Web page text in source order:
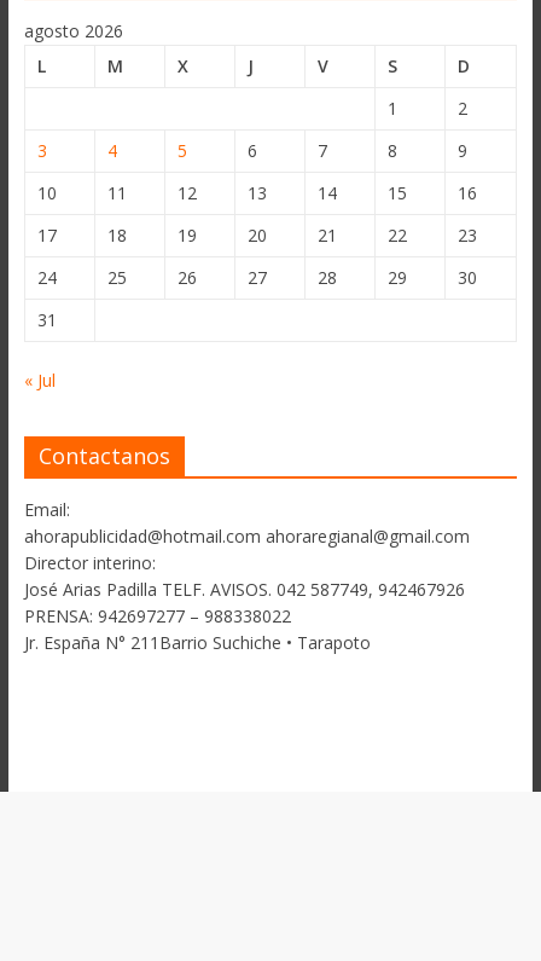
agosto 2026
L
M X J V S
D
1
2
3
4 5 6 7 8
9
10
11 12 13 14 15
16
17
18 19 20 21 22
23
24
25 26 27 28 29
30
31
« Jul
Contactanos
Email:
ahorapublicidad@hotmail.com ahoraregianal@gmail.com
Director interino:
José Arias Padilla TELF. AVISOS. 042 587749, 942467926
PRENSA: 942697277 – 988338022
Jr. España N° 211Barrio Suchiche • Tarapoto